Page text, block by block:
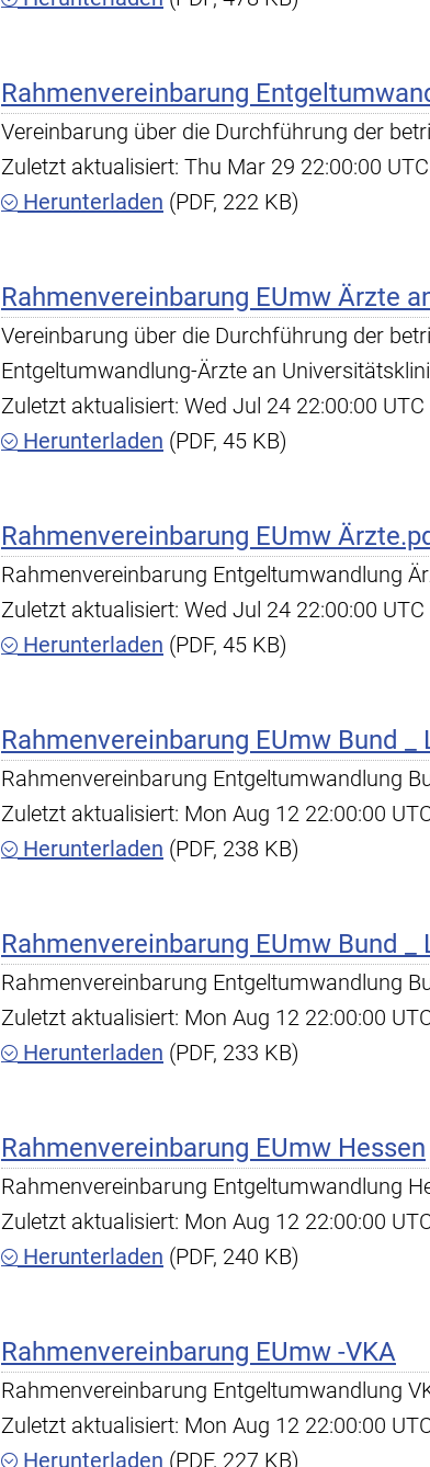
Rahmenvereinbarung
Vereinbarung über die Durchführung der
Zuletzt aktualisiert: Thu Mar 29 22:00:00
Herunterladen (PDF, 222 KB)
Rahmenvereinbarung EUmw Ärzte
Vereinbarung über die Durchführung der
Entgeltumwandlung-Ärzte an
Zuletzt aktualisiert: Wed Jul 24 22:00:00 UTC
Herunterladen (PDF, 45 KB)
Rahmenvereinbarung EUmw
Rahmenvereinbarung Entgeltumwandlung
Zuletzt aktualisiert: Wed Jul 24 22:00:00 UTC
Herunterladen (PDF, 45 KB)
Rahmenvereinbarung EUmw Bund _
Rahmenvereinbarung Entgeltumwandlung
Zuletzt aktualisiert: Mon Aug 12 22:00:00
Herunterladen (PDF, 238 KB)
Rahmenvereinbarung EUmw Bund _
Rahmenvereinbarung Entgeltumwandlung
Zuletzt aktualisiert: Mon Aug 12 22:00:00
Herunterladen (PDF, 233 KB)
Rahmenvereinbarung EUmw Hessen
Rahmenvereinbarung Entgeltumwandlung
Zuletzt aktualisiert: Mon Aug 12 22:00:00
Herunterladen (PDF, 240 KB)
Rahmenvereinbarung EUmw -VKA
Rahmenvereinbarung Entgeltumwandlung
Zuletzt aktualisiert: Mon Aug 12 22:00:00
Herunterladen (PDF, 227 KB)